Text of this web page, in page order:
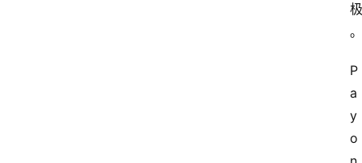
极
。
P
a
y
o